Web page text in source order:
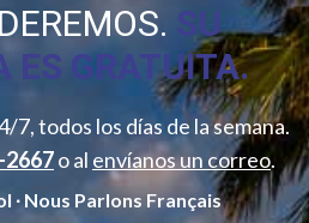
SU
ES GRATUITA.
7, todos los días de la semana.
2667o al envíanos un correo.
∙ Nous Parlons Français